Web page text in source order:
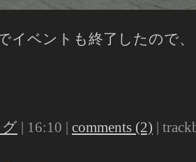
イベントも終了したので
| 16:10 | comments (2) |